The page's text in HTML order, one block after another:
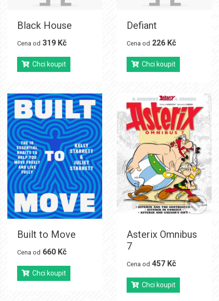
Black House
Cena od 319 Kč
Chci koupit
Defiant
Cena od 226 Kč
Chci koupit
Built to Move
Cena od 660 Kč
Chci koupit
Asterix Omnibus
7
Cena od 457 Kč
Chci koupit